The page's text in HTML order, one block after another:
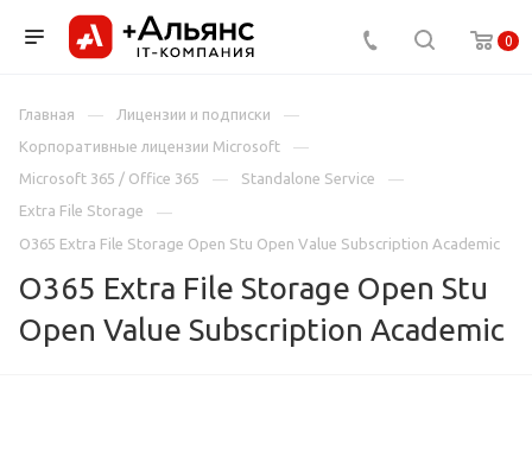
0
Главная
Лицензии и подписки
Корпоративные лицензии Microsoft
Microsoft 365 / Office 365
Standalone Service
Extra File Storage
O365 Extra File Storage Open Stu Open Value Subscription Academic
O365 Extra File Storage Open Stu
Open Value Subscription Academic